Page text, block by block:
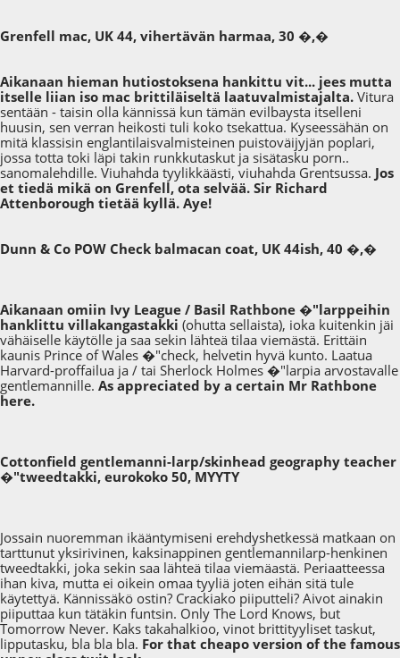
Grenfell mac, UK 44, vihertävän harmaa, 30 �,�
Aikanaan hieman hutiostoksena hankittu vit... jees mutta
itselle liian iso mac brittiläiseltä laatuvalmistajalta. Vitura
sentään - taisin olla kännissä kun tämän evilbaysta itselleni
huusin, sen verran heikosti tuli koko tsekattua. Kyseessähän on
mitä klassisin englantilaisvalmisteinen puistoväijyjän poplari,
jossa totta toki läpi takin runkkutaskut ja sisätasku porn..
sanomalehdille. Viuhahda tyylikkäästi, viuhahda Grentsussa. Jos
et tiedä mikä on Grenfell, ota selvää. Sir Richard
Attenborough tietää kyllä. Aye!
Dunn & Co POW Check balmacan coat, UK 44ish, 40 �,�
Aikanaan omiin Ivy League / Basil Rathbone �"larppeihin
hanklittu villakangastakki (ohutta sellaista), ioka kuitenkin jäi
vähäiselle käytölle ja saa sekin lähteä tilaa viemästä. Erittäin
kaunis Prince of Wales �"check, helvetin hyvä kunto. Laatua
Harvard-proffailua ja / tai Sherlock Holmes �"larpia arvostavalle
gentlemannille. As appreciated by a certain Mr Rathbone
here.
Cottonfield gentlemanni-larp/skinhead geography teacher
�"tweedtakki, eurokoko 50, MYYTY
Jossain nuoremman ikääntymiseni erehdyshetkessä matkaan on
tarttunut yksirivinen, kaksinappinen gentlemannilarp-henkinen
tweedtakki, joka sekin saa lähteä tilaa viemäastä. Periaatteessa
ihan kiva, mutta ei oikein omaa tyyliä joten eihän sitä tule
käytettyä. Kännissäkö ostin? Crackiako piiputteli? Aivot ainakin
piiputtaa kun tätäkin funtsin. Only The Lord Knows, but
Tomorrow Never. Kaks takahalkioo, vinot brittityyliset taskut,
lipputasku, bla bla bla. For that cheapo version of the famous